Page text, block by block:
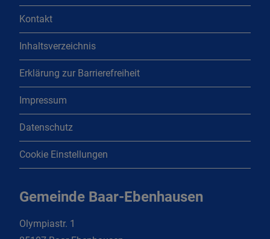
Kontakt
Inhaltsverzeichnis
Erklärung zur Barrierefreiheit
Impressum
Datenschutz
Cookie Einstellungen
Gemeinde Baar-Ebenhausen
Olympiastr. 1